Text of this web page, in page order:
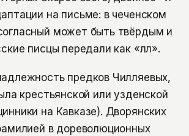
на письме: в чеченском
может быть твёрдым и
писцы передали как «лл».
предков Чилляевых,
крестьянской или узденской
на Кавказе). Дворянских
в дореволюционных